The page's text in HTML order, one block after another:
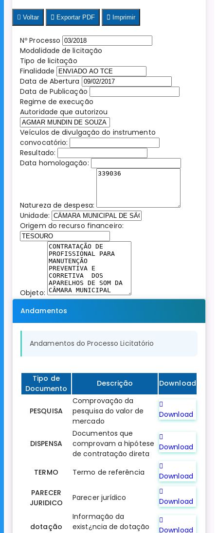
Voltar Exportar PDF Imprimir
Nº Processo
Modalidade de licitação
Tipo de licitação
Finalidade
Data de Abertura
Data de Publicação
Regime de execução
Autoridade que autorizou
Veículos de divulgação do instrumento
convocatório:
Resultado:
Data homologação:
Natureza de despesa:
Unidade:
Origem do recurso financeiro:
Objeto:
Andamentos
Andamentos do Processo Licitatório
Tipo de
Documento
Descrição Download
PESQUISA
Comprovação da
pesquisa do valor de
mercado
Download
DISPENSA
Documentos que
comprovam a hipótese
de contratação direta
Download
TERMO Termo de referência
Download
PARECER
JURIDICO
Parecer jurídico Download
dotação
Informação da
exist¿ncia de dotação
Download